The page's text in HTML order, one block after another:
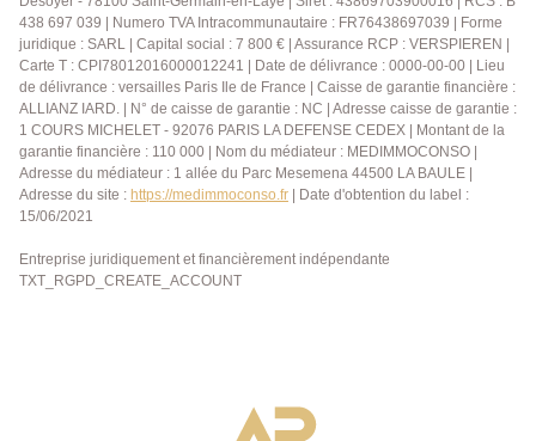
438 697 039 | Numero TVA Intracommunautaire : FR76438697039 | Forme
juridique : SARL | Capital social : 7 800 € | Assurance RCP : VERSPIEREN |
Carte T : CPI78012016000012241 | Date de délivrance : 0000-00-00 | Lieu
de délivrance : versailles Paris Ile de France | Caisse de garantie financière :
ALLIANZ IARD. | N° de caisse de garantie : NC | Adresse caisse de garantie :
1 COURS MICHELET - 92076 PARIS LA DEFENSE CEDEX | Montant de la
garantie financière : 110 000 | Nom du médiateur : MEDIMMOCONSO |
Adresse du médiateur : 1 allée du Parc Mesemena 44500 LA BAULE |
Adresse du site : https://medimmoconso.fr | Date d'obtention du label :
15/06/2021
Entreprise juridiquement et financièrement indépendante
TXT_RGPD_CREATE_ACCOUNT